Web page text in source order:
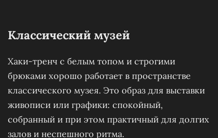
Классический музей
Хаки-тренч с белым топом и строгими
брюками хорошо работает в пространстве
классического музея. Это образ для выставки
живописи или графики: спокойный,
собранный и при этом практичный для долгих
залов и неспешного ритма.